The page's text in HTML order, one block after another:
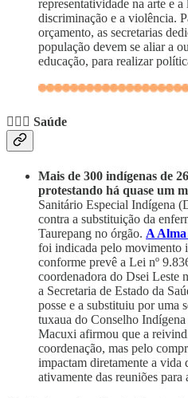
representatividade na arte e
discriminação e a violência.
orçamento, as secretarias
população devem se aliar a
educação, para realizar
👩🏾‍⚕️ Saúde
Mais de 300 indígenas de
protestando há quase um
Sanitário Especial Indígena
contra a substituição da
Taurepang no órgão. A
foi indicada pelo movimento
conforme prevê a Lei nº
coordenadora do Dsei Leste
a Secretaria de Estado da
posse e a substituiu por uma
tuxaua do Conselho
Macuxi afirmou que a
coordenação, mas pelo
impactam diretamente a vida
ativamente das reuniões para